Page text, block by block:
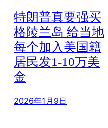
特朗普真要强买
格陵兰岛 给当地
每个加入美国籍
居民发1-10万美
金
2026年1月9日